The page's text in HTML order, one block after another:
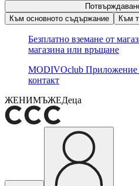
Към основното съдържание
Към
Безплатно вземане от
магазина или връщане
MODIVOclub Приложение
контакт
ЖЕНИМЪЖЕДеца